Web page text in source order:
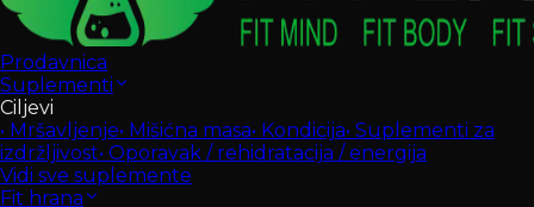
Prodavnica
Suplementi
Ciljevi
• Mršavljenje• Mišićna masa• Kondicija• Suplementi za
izdržljivost• Oporavak / rehidratacija / energija
Vidi sve suplemente
Fit hrana